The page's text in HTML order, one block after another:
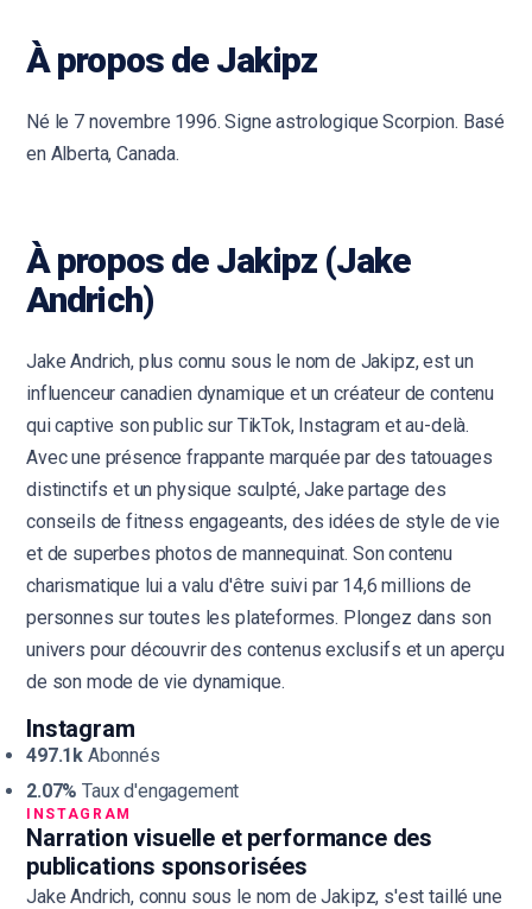
À propos de Jakipz
Né le 7 novembre 1996. Signe astrologique Scorpion. Basé
en Alberta, Canada.
À propos de Jakipz (Jake
Andrich)
Jake Andrich, plus connu sous le nom de Jakipz, est un
influenceur canadien dynamique et un créateur de contenu
qui captive son public sur TikTok, Instagram et au-delà.
Avec une présence frappante marquée par des tatouages
distinctifs et un physique sculpté, Jake partage des
conseils de fitness engageants, des idées de style de vie
et de superbes photos de mannequinat. Son contenu
charismatique lui a valu d'être suivi par 14,6 millions de
personnes sur toutes les plateformes. Plongez dans son
univers pour découvrir des contenus exclusifs et un aperçu
de son mode de vie dynamique.
Instagram
497.1k Abonnés
2.07% Taux d'engagement
INSTAGRAM
Narration visuelle et performance des
publications sponsorisées
Jake Andrich, connu sous le nom de Jakipz, s'est taillé une